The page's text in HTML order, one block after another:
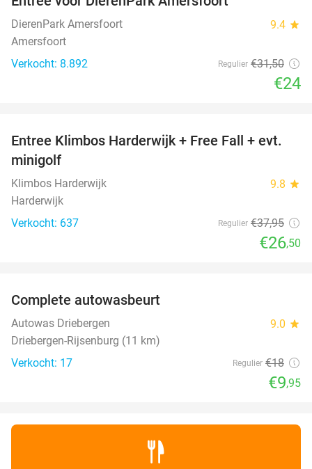
DierenPark Amersfoort 9.4 star
Amersfoort
Verkocht: 8.892
Regulier €31,50
€24
30%
Entree Klimbos Harderwijk + Free Fall + evt.
minigolf
Klimbos Harderwijk 9.8 star
Harderwijk
Verkocht: 637
Regulier €37,95
€26,50
NEW
TODAY
Complete autowasbeurt
Autowas Driebergen 9.0 star
Driebergen-Rijsenburg (11 km)
Verkocht: 17
Regulier €18
€9,95